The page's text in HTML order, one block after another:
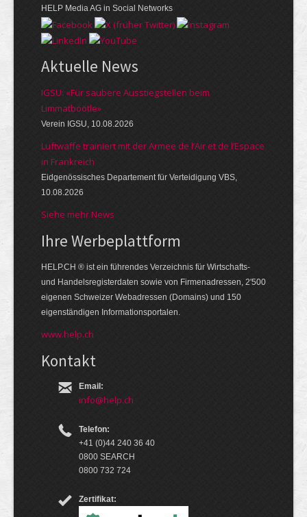
HELP Media AG in Social Networks
Aktuelle News
IGSU: «Für saubere Ausstiegstellen beim
Limmatböötle»
Verein IGSU, 10.08.2026
Luftwaffe trainiert mit der Armee de l’Air et de l’Espace
in Frankreich
Eidgenössisches Departement für Verteidigung VBS,
10.08.2026
Siehe mehr News
Ihre Werbe­platt­form
HELP.CH ® ist ein führendes Ver­zeich­nis für Wirt­schafts-
und Handels­register­daten so­wie von Firmen­adressen, 2'500
eige­nen Schweizer Web­adressen (Domains) und 150
eigen­ständigen Infor­mations­por­talen.
www.help.ch
Kontakt
Email:
info@help.ch
Telefon:
+41 (0)44 240 36 40
0800 SEARCH
0800 732 724
Zertifikat: